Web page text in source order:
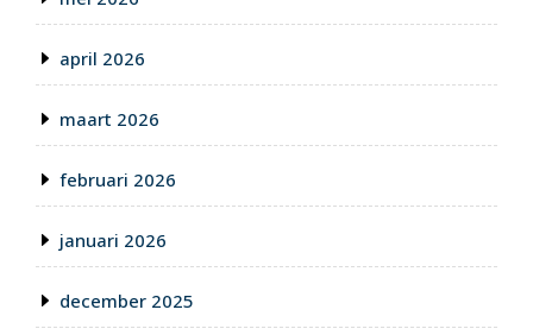
april 2026
maart 2026
februari 2026
januari 2026
december 2025